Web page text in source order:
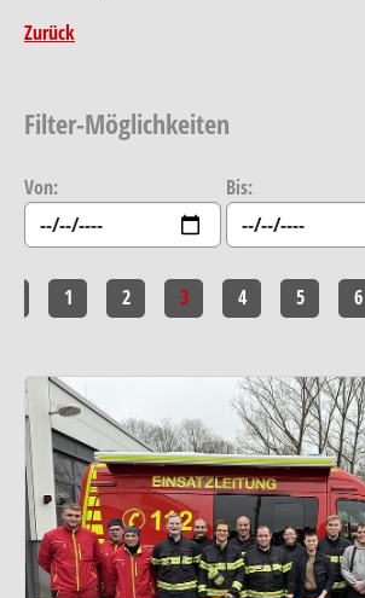
Zurück
Filter-Möglichkeiten
Von: Bis:
1 2 3 4 5 6